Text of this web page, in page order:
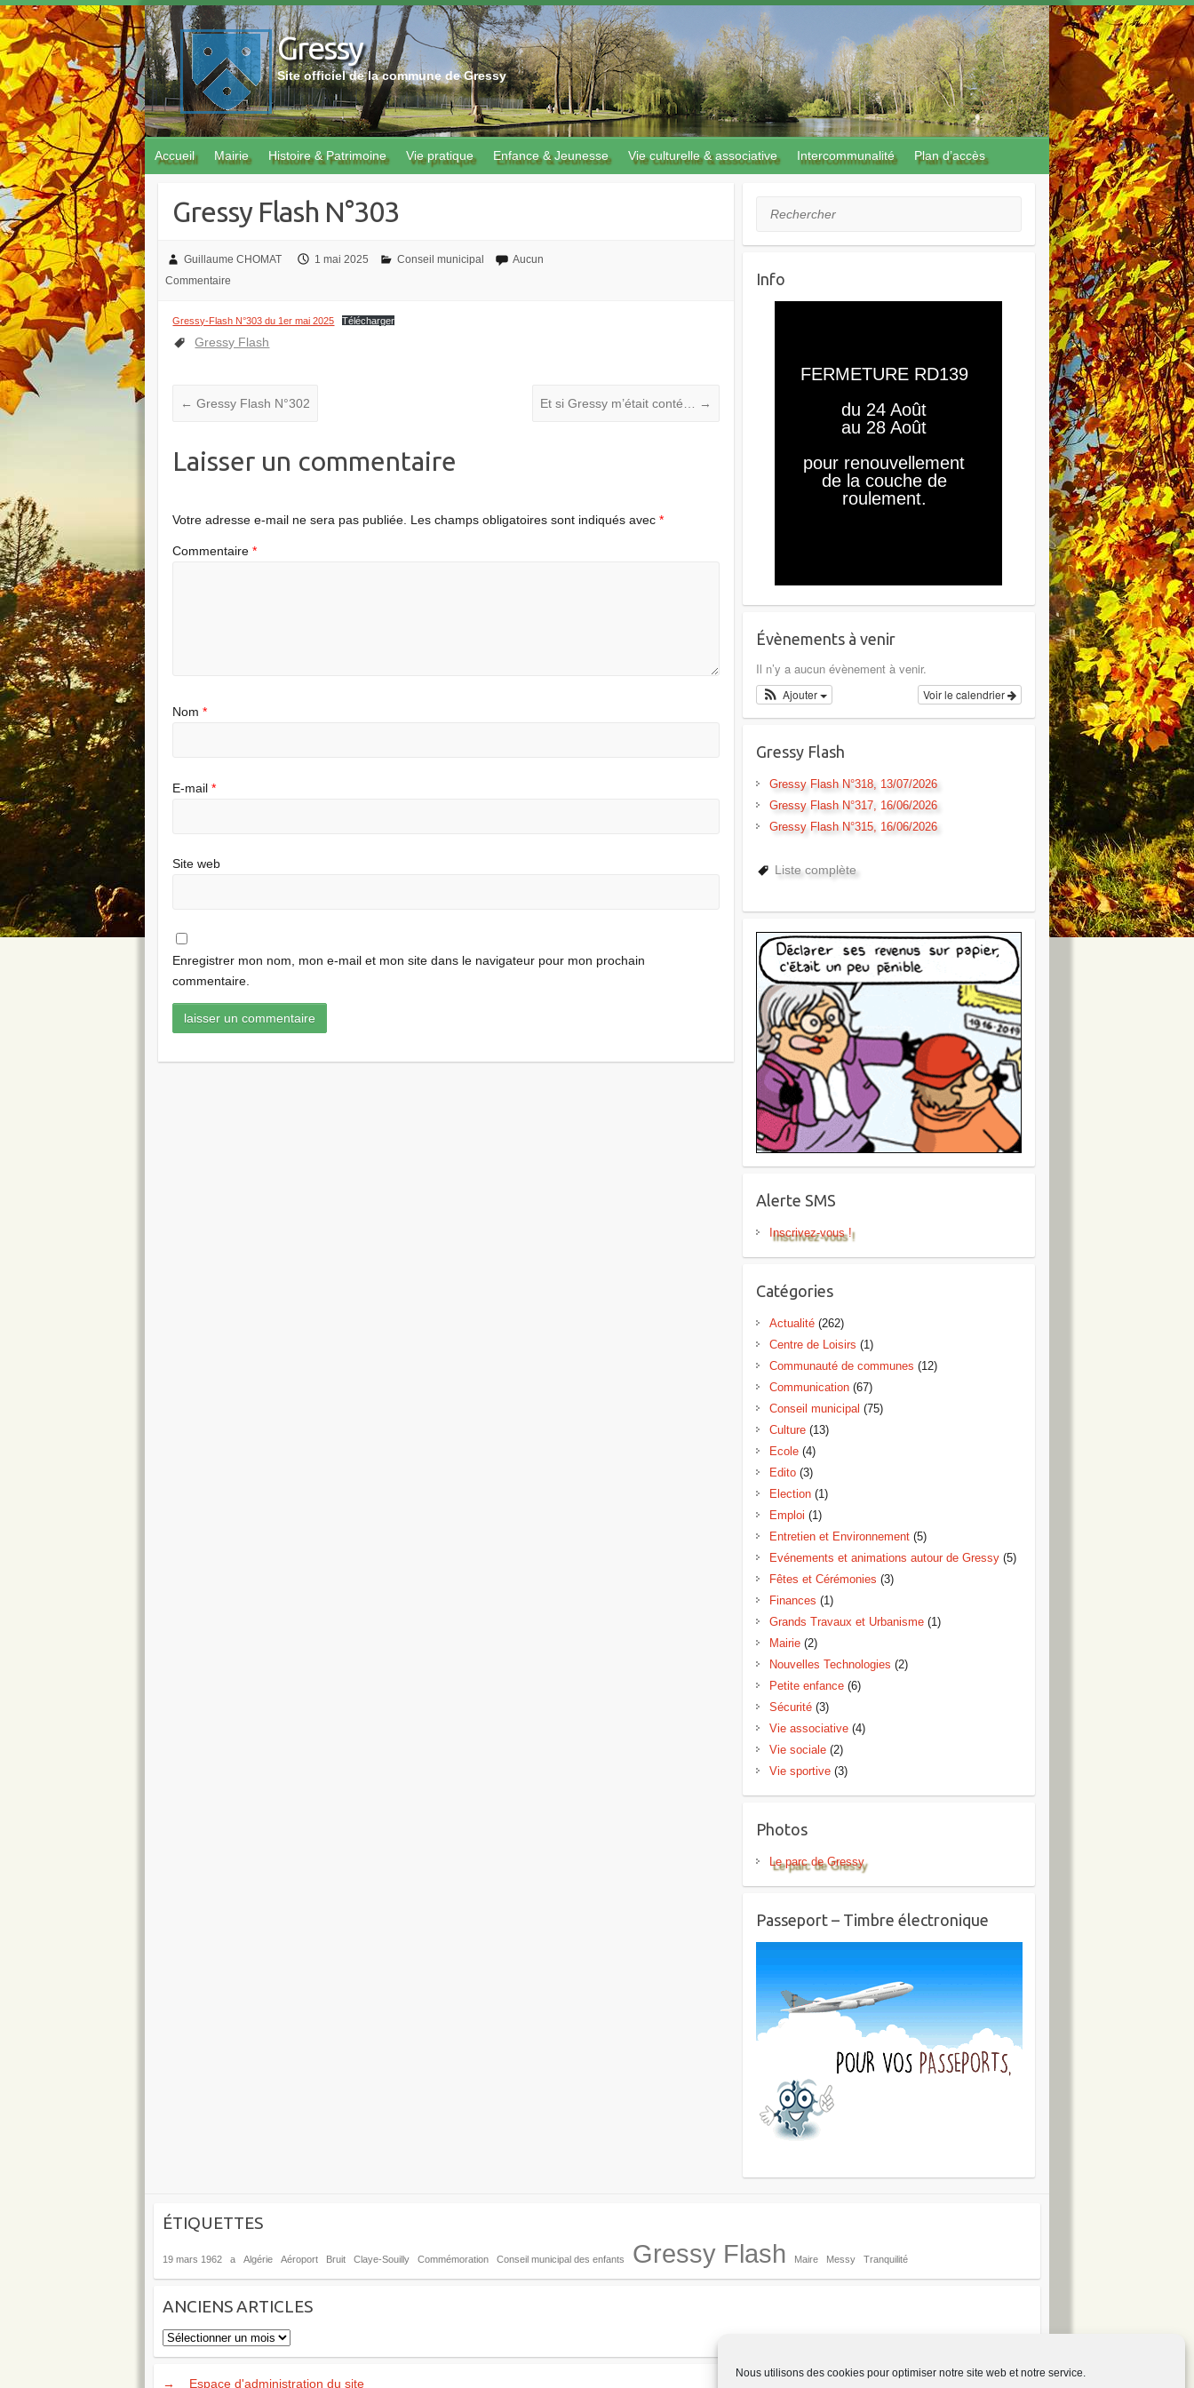
Nous utilisons des cookies pour optimiser notre site web et notre service.
Skip
to
content
Gressy
Site officiel de la commune de Gressy
Accueil Mairie Histoire & Patrimoine Vie pratique Enfance & Jeunesse Vie culturelle & associative Intercommunalité Plan d’accès
Gressy Flash N°303
Guillaume CHOMAT 1 mai 2025 Conseil municipal
Aucun
Commentaire
Gressy-Flash N°303 du 1er mai 2025 Télécharger
Gressy Flash
← Gressy Flash N°302 Et si Gressy m’était conté… →
Laisser un commentaire
Votre adresse e-mail ne sera pas publiée. Les champs obligatoires sont indiqués avec*
Commentaire*
Nom*
E-mail*
Site web
Enregistrer mon nom, mon e-mail et mon site dans le navigateur pour mon prochain
commentaire.
Rechercher
Info
Évènements à venir
Il n’y a aucun évènement à venir.
Voir le calendrier
Ajouter
Gressy Flash
Gressy Flash N°318, 13/07/2026
Gressy Flash N°317, 16/06/2026
Gressy Flash N°315, 16/06/2026
Liste complète
Alerte SMS
Inscrivez-vous !
Catégories
Actualité (262)
Centre de Loisirs (1)
Communauté de communes (12)
Communication (67)
Conseil municipal (75)
Culture (13)
Ecole (4)
Edito (3)
Election (1)
Emploi (1)
Entretien et Environnement (5)
Evénements et animations autour de Gressy (5)
Fêtes et Cérémonies (3)
Finances (1)
Grands Travaux et Urbanisme (1)
Mairie (2)
Nouvelles Technologies (2)
Petite enfance (6)
Sécurité (3)
Vie associative (4)
Vie sociale (2)
Vie sportive (3)
Photos
Le parc de Gressy
Passeport – Timbre électronique
ÉTIQUETTES
19 mars 1962 a Algérie Aéroport Bruit Claye-Souilly Commémoration Conseil municipal des enfants Gressy Flash Maire Messy Tranquilité
ANCIENS ARTICLES
Anciens
articles
→
Espace d'administration du site